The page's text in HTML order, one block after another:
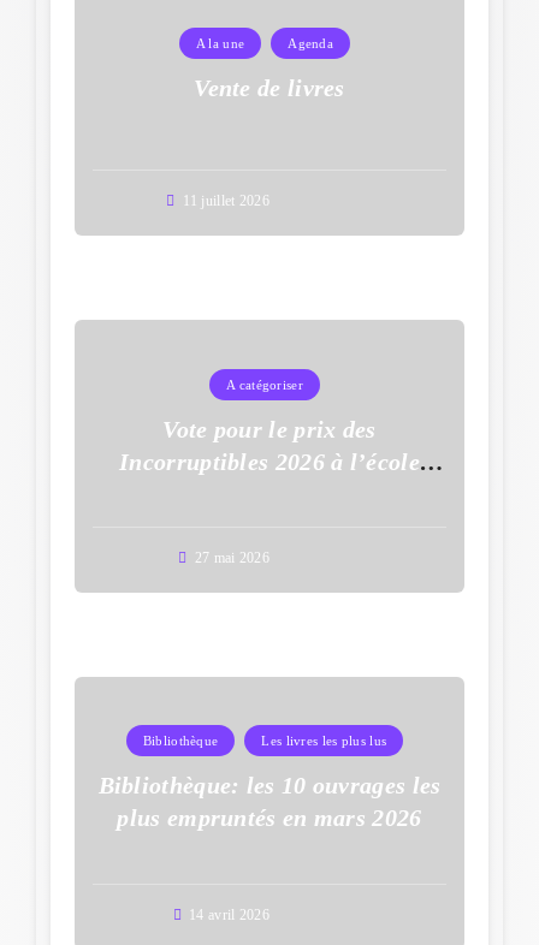
A la une Agenda
Vente de livres
11 juillet 2026
A catégoriser
Vote pour le prix des
Incorruptibles 2026 à l’école
27 mai 2026
Bibliothèque Les livres les plus lus
Bibliothèque: les 10 ouvrages les
plus empruntés en mars 2026
14 avril 2026